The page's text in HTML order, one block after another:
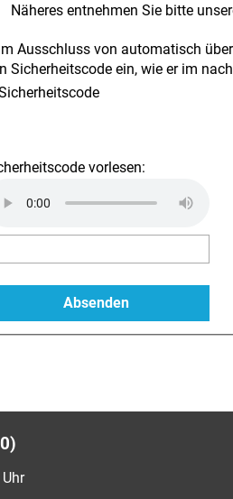
Näheres entnehmen Sie bitte
Ausschluss von automatisch
Sicherheitscode ein, wie er im
vorlesen: